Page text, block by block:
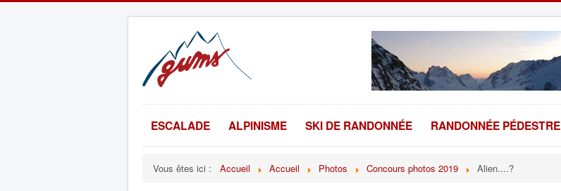
ESCALADE ALPINISME SKI DE RANDONNÉE RANDONNÉE PÉDESTRE
Vous êtes ici : Accueil Accueil Photos Concours photos 2019 Alien....?